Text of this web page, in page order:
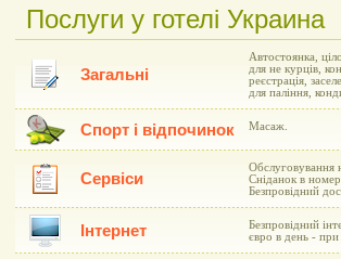
Послуги у готелі Украина
Загальні
Автостоянка,
для не курців,
реєстрація,
для паління,
Спорт і відпочинок Масаж.
Сервіси
Обслуговування
Сніданок в
Безпровідний
Інтернет
Безпровідний
євро в день - при